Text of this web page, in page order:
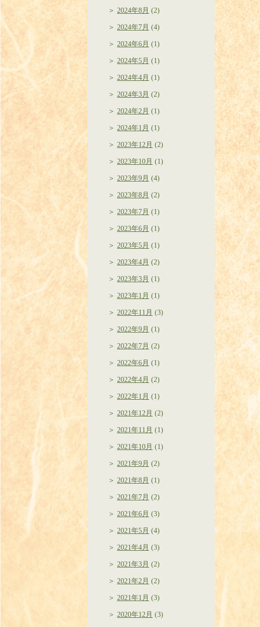
2024年8月 (2)
2024年7月 (4)
2024年6月 (1)
2024年5月 (1)
2024年4月 (1)
2024年3月 (2)
2024年2月 (1)
2024年1月 (1)
2023年12月 (2)
2023年10月 (1)
2023年9月 (4)
2023年8月 (2)
2023年7月 (1)
2023年6月 (1)
2023年5月 (1)
2023年4月 (2)
2023年3月 (1)
2023年1月 (1)
2022年11月 (3)
2022年9月 (1)
2022年7月 (2)
2022年6月 (1)
2022年4月 (2)
2022年1月 (1)
2021年12月 (2)
2021年11月 (1)
2021年10月 (1)
2021年9月 (2)
2021年8月 (1)
2021年7月 (2)
2021年6月 (3)
2021年5月 (4)
2021年4月 (3)
2021年3月 (2)
2021年2月 (2)
2021年1月 (3)
2020年12月 (3)